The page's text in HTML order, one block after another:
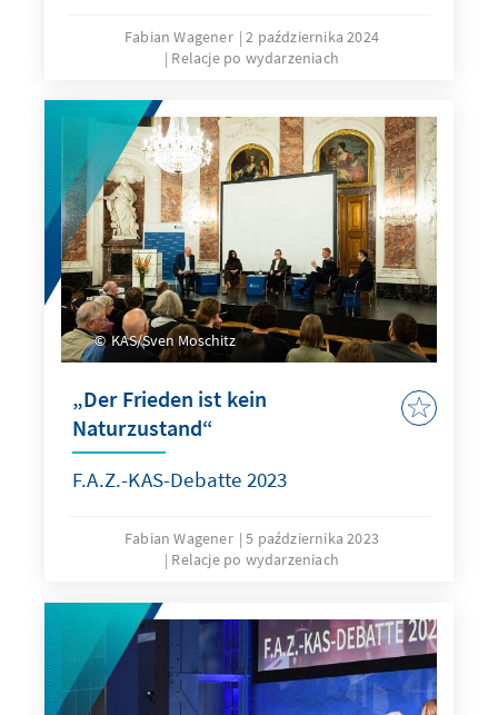
Fabian Wagener
2 października 2024
Relacje po wydarzeniach
KAS/Sven Moschitz
„Der Frieden ist kein
Naturzustand“
F.A.Z.-KAS-Debatte 2023
Fabian Wagener
5 października 2023
Relacje po wydarzeniach